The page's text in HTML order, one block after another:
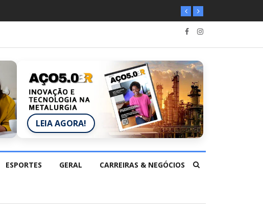
LEIA AGORA!
ESPORTES GERAL CARREIRAS & NEGÓCIOS